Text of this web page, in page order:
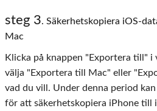
steg 3. Säkerhetskopiera iOS-
Mac
Klicka på knappen "Exportera till"
välja "Exportera till Mac" eller
vad du vill. Under denna period
för att säkerhetskopiera iPhone till